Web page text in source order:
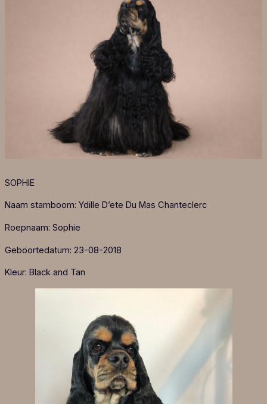
SOPHIE
Naam stamboom: Ydille D’ete Du Mas Chanteclerc
Roepnaam: Sophie
Geboortedatum: 23-08-2018
Kleur: Black and Tan